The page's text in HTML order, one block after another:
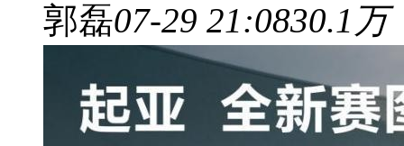
郭磊07-29 21:0830.1万